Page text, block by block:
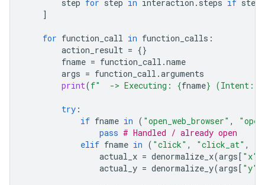
step for step in interaction . steps if step
]
for function_call in function_calls :
action_result = {}
fname = function_call .name
args = function_call .arguments
print(f"  -> Executing: {fname} (Intent:
try :
if fname in ( "open_web_browser" ,
pass # Handled / already open
elif fname in ( "click" , "click_at" ,
actual_x = denormalize_x(args[ "x"
actual_y = denormalize_y(args[ "y"